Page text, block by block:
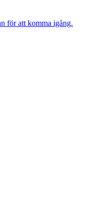
för att komma igång.